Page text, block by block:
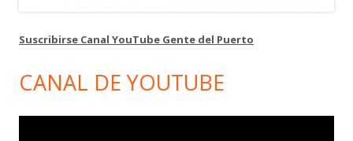
Suscribirse Canal YouTube Gente del Puerto
CANAL DE YOUTUBE